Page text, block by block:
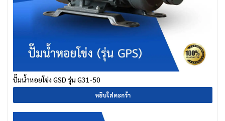
ปั๊มน้ำหอยโข่ง GSD รุ่น G31-50
หยิบใส่ตะกร้า